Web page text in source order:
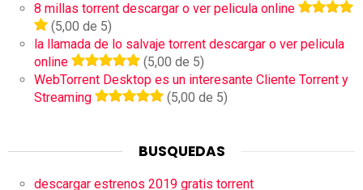
8 millas torrent descargar o ver pelicula online
(5,00 de 5)
la llamada de lo salvaje torrent descargar o ver pelicula
online
(5,00 de 5)
WebTorrent Desktop es un interesante Cliente Torrent y
Streaming
(5,00 de 5)
BUSQUEDAS
descargar estrenos 2019 gratis torrent